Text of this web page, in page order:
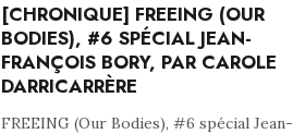
[CHRONIQUE] FREEING (OUR
BODIES), #6 SPÉCIAL JEAN-
FRANÇOIS BORY, PAR CAROLE
DARRICARRÈRE
FREEING (Our Bodies), #6 spécial Jean-